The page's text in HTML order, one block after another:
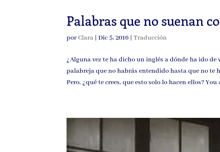
Palabras que no suenan
porClara |Dic 5, 2016 |Traducción
¿Alguna vez te ha dicho un inglés a dónde ha ido
palabreja que no habrás entendido hasta que no te
Pero, ¿qué te crees, que esto solo lo hacen ellos?